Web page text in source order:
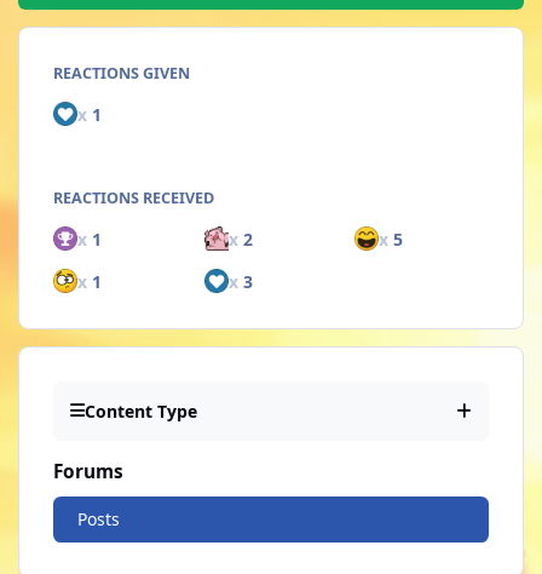
REACTIONS GIVEN
x 1
REACTIONS RECEIVED
x 1 x2 x 5
x 1 x3
Content Type
Forums
Posts